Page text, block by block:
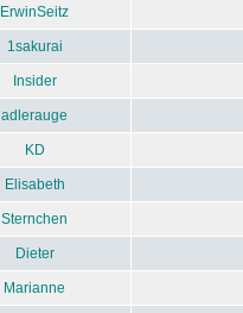
ErwinSeitz
1sakurai
Insider
adlerauge
KD
Elisabeth
Sternchen
Dieter
Marianne